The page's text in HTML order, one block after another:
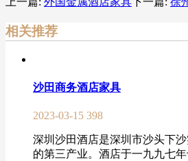
相关推荐
沙田商务酒店家具
2023-03-15 398
深圳沙田酒店是深圳市沙头下
的第三产业。酒店于一九九七